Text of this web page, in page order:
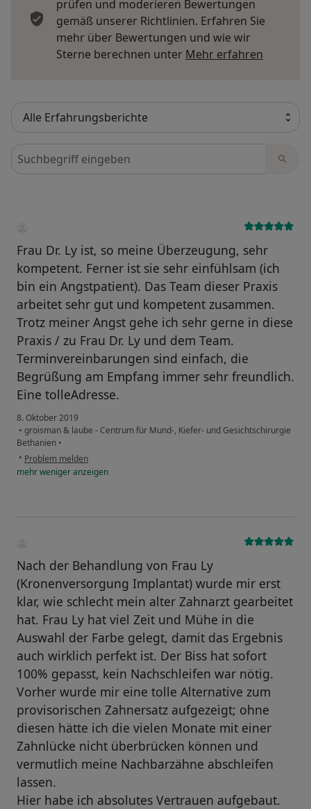
prüfen und moderieren Bewertungen
gemäß unserer Richtlinien. Erfahren Sie
mehr über Bewertungen und wie wir
Sterne berechnen unter Mehr erfahren
Bewertungen durchsuchen
Frau Dr. Ly ist, so meine Überzeugung, sehr
kompetent. Ferner ist sie sehr einfühlsam (ich
bin ein Angstpatient). Das Team dieser Praxis
arbeitet sehr gut und kompetent zusammen.
Trotz meiner Angst gehe ich sehr gerne in diese
Praxis / zu Frau Dr. Ly und dem Team.
Terminvereinbarungen sind einfach, die
Begrüßung am Empfang immer sehr freundlich.
Eine tolleAdresse.
8. Oktober 2019
• groisman & laube - Centrum für Mund-, Kiefer- und Gesichtschirurgie
Bethanien •
• Problem melden
mehrwenigeranzeigen
Nach der Behandlung von Frau Ly
(Kronenversorgung Implantat) wurde mir erst
klar, wie schlecht mein alter Zahnarzt gearbeitet
hat. Frau Ly hat viel Zeit und Mühe in die
Auswahl der Farbe gelegt, damit das Ergebnis
auch wirklich perfekt ist. Der Biss hat sofort
100% gepasst, kein Nachschleifen war nötig.
Vorher wurde mir eine tolle Alternative zum
provisorischen Zahnersatz aufgezeigt; ohne
diesen hätte ich die vielen Monate mit einer
Zahnlücke nicht überbrücken können und
vermutlich meine Nachbarzähne abschleifen
lassen.
Hier habe ich absolutes Vertrauen aufgebaut.